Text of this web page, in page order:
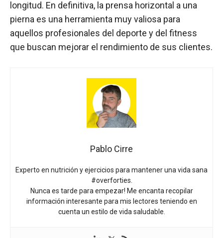
longitud. En definitiva, la prensa horizontal a una
pierna es una herramienta muy valiosa para
aquellos profesionales del deporte y del fitness
que buscan mejorar el rendimiento de sus clientes.
Pablo Cirre
Experto en nutrición y ejercicios para mantener una vida sana
#overforties.
Nunca es tarde para empezar! Me encanta recopilar
información interesante para mis lectores teniendo en
cuenta un estilo de vida saludable.